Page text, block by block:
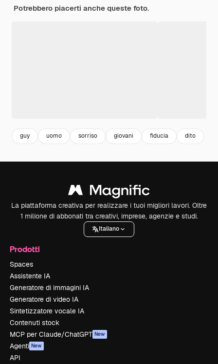
Potrebbero piacerti anche queste foto.
guy uomo sorriso giovani fiducia dito
La piattaforma creativa per realizzare i tuoi migliori lavori. Oltre
1 milione di abbonati tra creativi, imprese, agenzie e studi.
Italiano
Prodotti
Spaces
Assistente IA
Generatore di immagini IA
Generatore di video IA
Sintetizzatore vocale IA
Contenuti stock
MCP per Claude/ChatGPT New
Agenti New
API